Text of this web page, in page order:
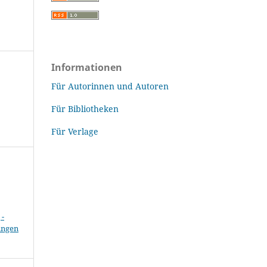
Informationen
Für Autorinnen und Autoren
Für Bibliotheken
Für Verlage